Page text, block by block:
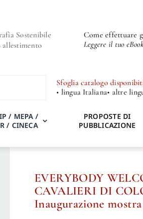
Sostenibile
Come effettuare
Leggere il tuo
Sfoglia catalogo
• lingua Italiana• altre
/ MEPA /
/ CINECA
PROPOSTE DI
PUBBLICAZIONE
EVERYBODY
CAVALIERI DI
Inaugurazione